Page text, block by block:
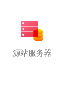
源站服务器